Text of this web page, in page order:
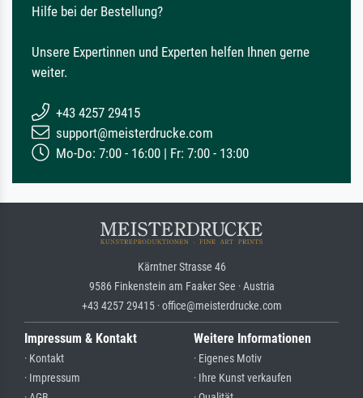
Hilfe bei der Bestellung?
Unsere Expertinnen und Experten helfen Ihnen gerne
weiter.
+43 4257 29415
support@meisterdrucke.com
Mo-Do: 7:00 - 16:00 | Fr: 7:00 - 13:00
Kärntner Strasse 46
9586 Finkenstein am Faaker See · Austria
+43 4257 29415 · office@meisterdrucke.com
Impressum & Kontakt
· Kontakt
· Impressum
Weitere Informationen
· Eigenes Motiv
· Ihre Kunst verkaufen